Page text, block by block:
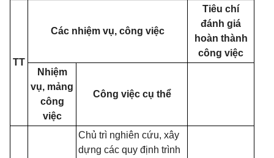
TT
Các nhiệm vụ, công việc
Tiêu chí
đánh giá
hoàn thành
công việc
Nhiệm
vụ, mảng
công
việc
Công việc cụ thể
Chủ trì nghiên cứu, xây
dựng các quy định trình